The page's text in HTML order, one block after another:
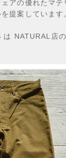
アの優れたマ
提案しています
NATURAL店